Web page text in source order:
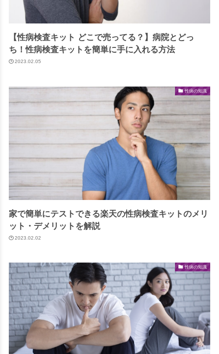
【性病検査キット どこで売ってる？】病院とどっ
ち！性病検査キットを簡単に手に入れる方法
2023.02.05
性病の知識
家で簡単にテストできる楽天の性病検査キットのメリ
ット・デメリットを解説
2023.02.02
性病の知識